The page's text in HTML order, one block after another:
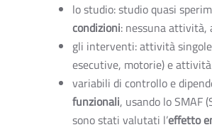
lo studio: studio quasi
condizioni: nessuna
gli interventi: attività
esecutive, motorie) e
variabili di controllo e
funzionali, usando lo SMAF
sono stati valutati l’effetto